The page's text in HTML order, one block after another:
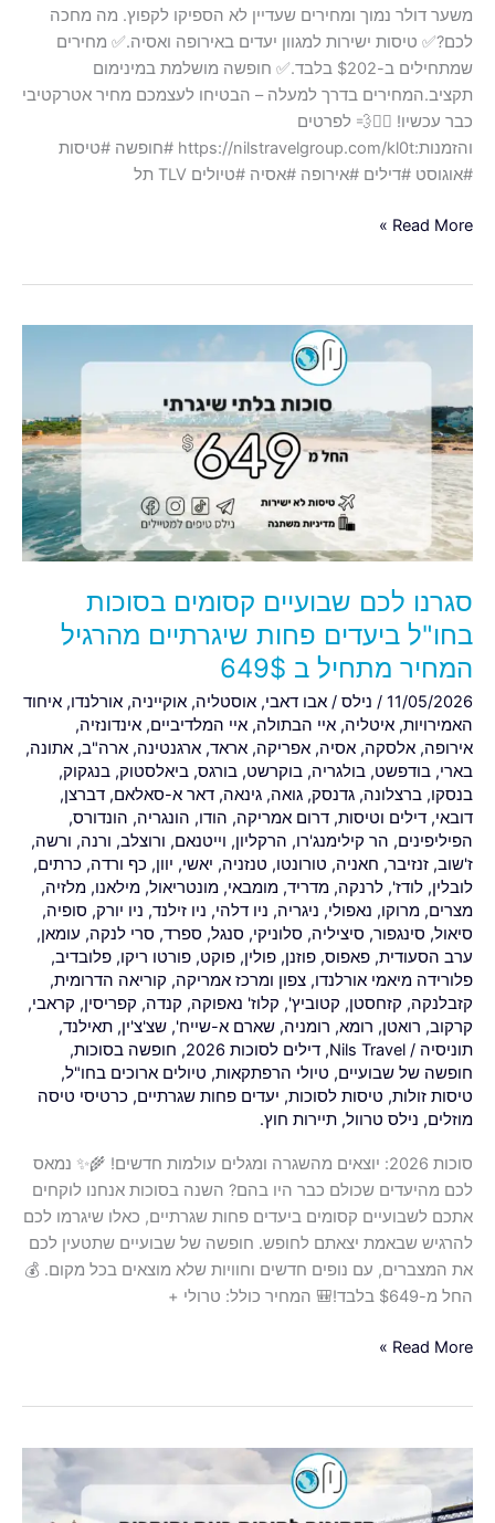
משער דולר נמוך ומחירים שעדיין לא הספיקו לקפוץ. מה מחכה
לכם?✅ טיסות ישירות למגוון יעדים באירופה ואסיה.✅ מחירים
שמתחילים ב-$202 בלבד.✅ חופשה מושלמת במינימום
תקציב.המחירים בדרך למעלה – הבטיחו לעצמכם מחיר אטרקטיבי
כבר עכשיו! 🏃‍♂️💨 לפרטים
והזמנות:https://nilstravelgroup.com/kl0t #חופשה #טיסות
#אוגוסט #דילים #אירופה #אסיה #טיולים TLV תל
Read More »
סגרנו לכם שבועיים קסומים בסוכות
בחו"ל ביעדים פחות שיגרתיים מהרגיל
המחיר מתחיל ב 649$
11/05/2026
/ נילס / אבו דאבי, אוסטליה, אוקייניה, אורלנדו, איחוד
האמירויות, איטליה, איי הבתולה, איי המלדיביים, אינדונזיה,
אירופה, אלסקה, אסיה, אפריקה, אראד, ארגנטינה, ארה"ב, אתונה,
בארי, בודפשט, בולגריה, בוקרשט, בורגס, ביאלסטוק, בנגקוק,
בנסקו, ברצלונה, גדנסק, גואה, גינאה, דאר א-סאלאם, דברצן,
דובאי, דילים וטיסות, דרום אמריקה, הודו, הונגריה, הונדורס,
הפיליפינים, הר קילימנג'רו, הרקליון, וייטנאם, ורוצלב, ורנה, ורשה,
ז'שוב, זנזיבר, חאניה, טורונטו, טנזניה, יאשי, יוון, כף ורדה, כרתים,
לובלין, לודז', לרנקה, מדריד, מומבאי, מונטריאול, מילאנו, מלזיה,
מצרים, מרוקו, נאפולי, ניגריה, ניו דלהי, ניו זילנד, ניו יורק, סופיה,
סיאול, סינגפור, סיציליה, סלוניקי, סנגל, ספרד, סרי לנקה, עומאן,
ערב הסעודית, פאפוס, פוזנן, פולין, פוקט, פורטו ריקו, פלובדיב,
פלורידה מיאמי אורלנדו, צפון ומרכז אמריקה, קוריאה הדרומית,
קזבלנקה, קזחסטן, קטוביץ', קלוז' נאפוקה, קנדה, קפריסין, קראבי,
קרקוב, רואטן, רומא, רומניה, שארם א-שייח', שצ'צ'ין, תאילנד,
תוניסיה /
Nils Travel
, דילים לסוכות 2026 , חופשה בסוכות,
חופשה של שבועיים, טיולי הרפתקאות, טיולים ארוכים בחו"ל,
טיסות זולות, טיסות לסוכות, יעדים פחות שגרתיים, כרטיסי טיסה
מוזלים, נילס טרוול, תיירות חוץ.
סוכות 2026: יוצאים מהשגרה ומגלים עולמות חדשים! 🌾✨ נמאס
לכם מהיעדים שכולם כבר היו בהם? השנה בסוכות אנחנו לוקחים
אתכם לשבועיים קסומים ביעדים פחות שגרתיים, כאלו שיגרמו לכם
להרגיש שבאמת יצאתם לחופש. חופשה של שבועיים שתטעין לכם
את המצברים, עם נופים חדשים וחוויות שלא מוצאים בכל מקום. 💰
החל מ-$649 בלבד!🎒 המחיר כולל: טרולי +
קסומים
בסוכות
בחו"ל
ביעדים
פחות
שיגרתיים
המחיר
מתחיל
649$
Read More »
מראש
את